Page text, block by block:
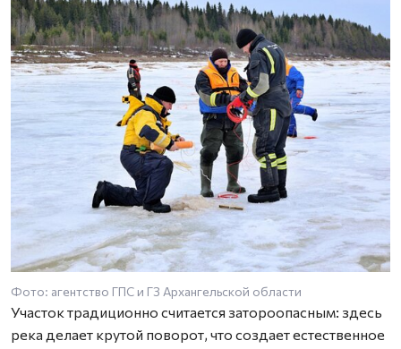
Фото: агентство ГПС и ГЗ Архангельской области
Участок традиционно считается затороопасным: здесь
река делает крутой поворот, что создает естественное